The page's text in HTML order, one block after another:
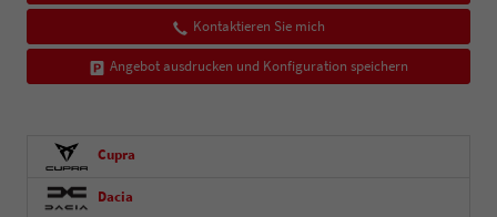
Kontaktieren Sie mich
Angebot ausdrucken und Konfiguration speichern
Cupra
Dacia